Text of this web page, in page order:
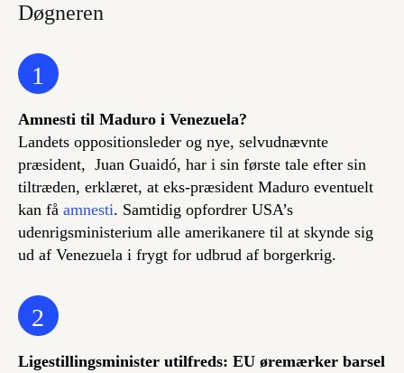
Døgneren
1
Amnesti til Maduro i Venezuela?
Landets oppositionsleder og nye, selvudnævnte
præsident, Juan Guaidó, har i sin første tale efter sin
tiltræden, erklæret, at eks-præsident Maduro eventuelt
kan få amnesti. Samtidig opfordrer USA’s
udenrigsministerium alle amerikanere til at skynde sig
ud af Venezuela i frygt for udbrud af borgerkrig.
2
Ligestillingsminister utilfreds: EU øremærker barsel